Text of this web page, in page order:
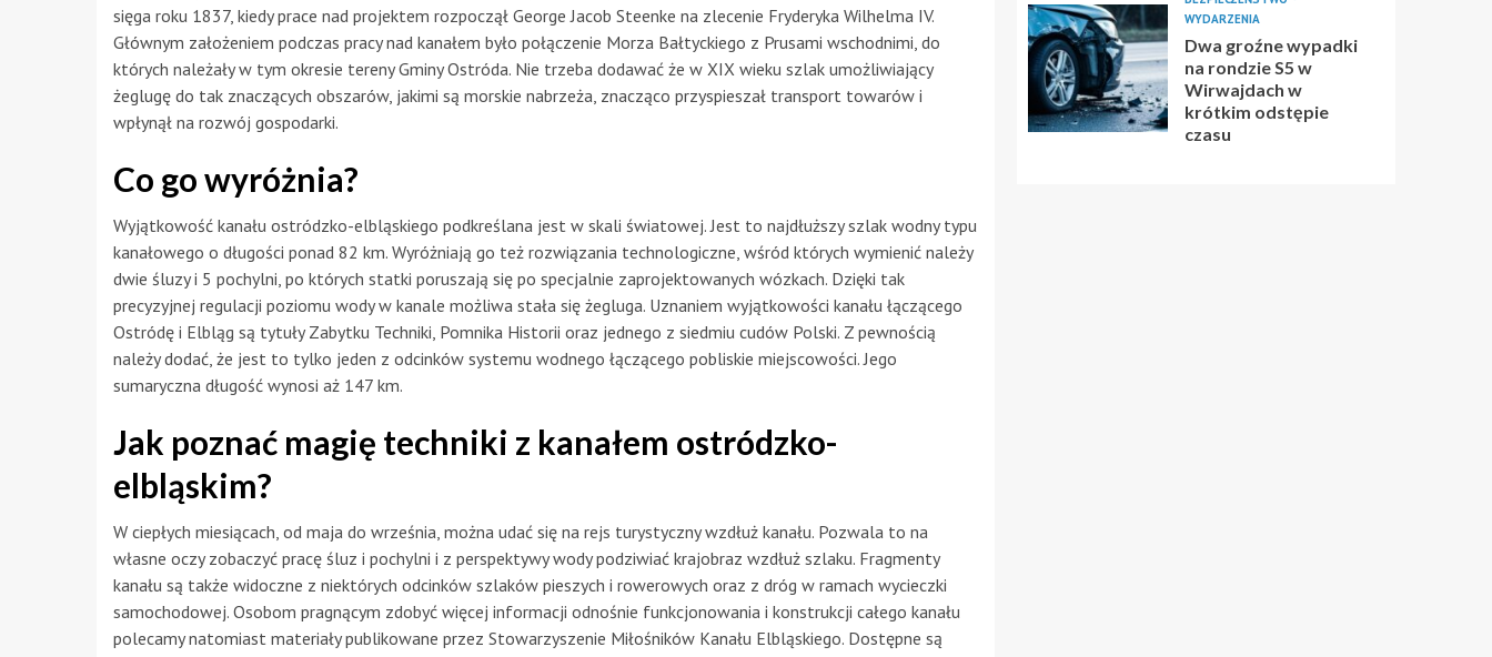
sięga roku 1837, kiedy prace nad projektem rozpoczął George Jacob Steenke na zlecenie Fryderyka Wilhelma IV.
Głównym założeniem podczas pracy nad kanałem było połączenie Morza Bałtyckiego z Prusami wschodnimi, do
których należały w tym okresie tereny Gminy Ostróda. Nie trzeba dodawać że w XIX wieku szlak umożliwiający
żeglugę do tak znaczących obszarów, jakimi są morskie nabrzeża, znacząco przyspieszał transport towarów i
wpłynął na rozwój gospodarki.
Co go wyróżnia?
Wyjątkowość kanału ostródzko-elbląskiego podkreślana jest w skali światowej. Jest to najdłuższy szlak wodny typu
kanałowego o długości ponad 82 km. Wyróżniają go też rozwiązania technologiczne, wśród których wymienić należy
dwie śluzy i 5 pochylni, po których statki poruszają się po specjalnie zaprojektowanych wózkach. Dzięki tak
precyzyjnej regulacji poziomu wody w kanale możliwa stała się żegluga. Uznaniem wyjątkowości kanału łączącego
Ostródę i Elbląg są tytuły Zabytku Techniki, Pomnika Historii oraz jednego z siedmiu cudów Polski. Z pewnością
należy dodać, że jest to tylko jeden z odcinków systemu wodnego łączącego pobliskie miejscowości. Jego
sumaryczna długość wynosi aż 147 km.
Jak poznać magię techniki z kanałem ostródzko-
elbląskim?
W ciepłych miesiącach, od maja do września, można udać się na rejs turystyczny wzdłuż kanału. Pozwala to na
własne oczy zobaczyć pracę śluz i pochylni i z perspektywy wody podziwiać krajobraz wzdłuż szlaku. Fragmenty
kanału są także widoczne z niektórych odcinków szlaków pieszych i rowerowych oraz z dróg w ramach wycieczki
samochodowej. Osobom pragnącym zdobyć więcej informacji odnośnie funkcjonowania i konstrukcji całego kanału
polecamy natomiast materiały publikowane przez Stowarzyszenie Miłośników Kanału Elbląskiego. Dostępne są
WYDARZENIA
Dwa groźne wypadki
na rondzie S5 w
Wirwajdach w
krótkim odstępie
czasu